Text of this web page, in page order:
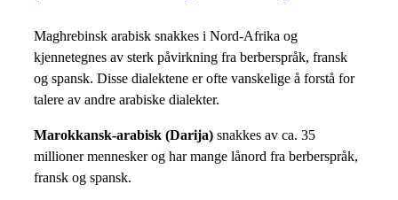
Maghrebinsk arabisk snakkes i Nord-Afrika og
kjennetegnes av sterk påvirkning fra berberspråk, fransk
og spansk. Disse dialektene er ofte vanskelige å forstå for
talere av andre arabiske dialekter.
Marokkansk-arabisk (Darija) snakkes av ca. 35
millioner mennesker og har mange lånord fra berberspråk,
fransk og spansk.